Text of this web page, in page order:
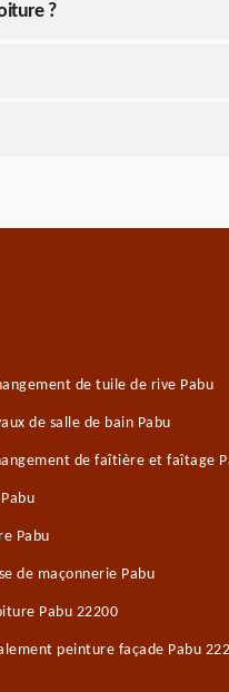
?
de tuile de rive Pabu
de salle de bain Pabu
de faîtière et faîtage
Pabu
de maçonnerie Pabu
Pabu 22200
peinture façade Pabu